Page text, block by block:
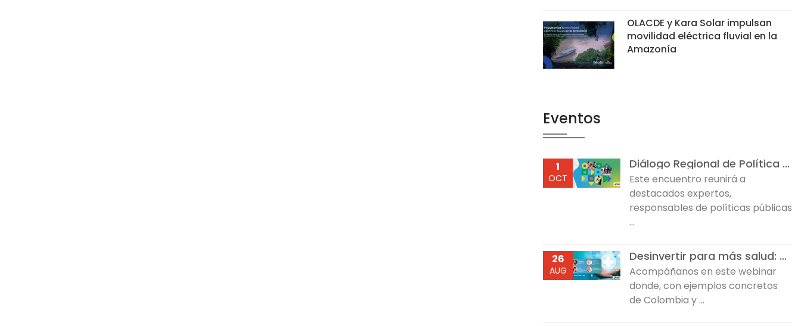
OLACDE y Kara Solar impulsan
movilidad eléctrica fluvial en la
Amazonía
Eventos
1
OCT
Diálogo Regional de Política sobre Desarrollo Infantil Temprano
Este encuentro reunirá a
destacados expertos,
responsables de políticas públicas
...
26
AUG
Desinvertir para más salud: Reflexiones desde Colombia y República Dominicana
Acompáñanos en este webinar
donde, con ejemplos concretos
de Colombia y ...